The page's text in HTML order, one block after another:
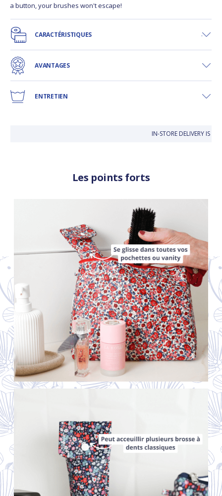
a button, your brushes won't escape!
CARACTÉRISTIQUES
AVANTAGES
ENTRETIEN
IN-STORE DELIVERY IS
Les points forts